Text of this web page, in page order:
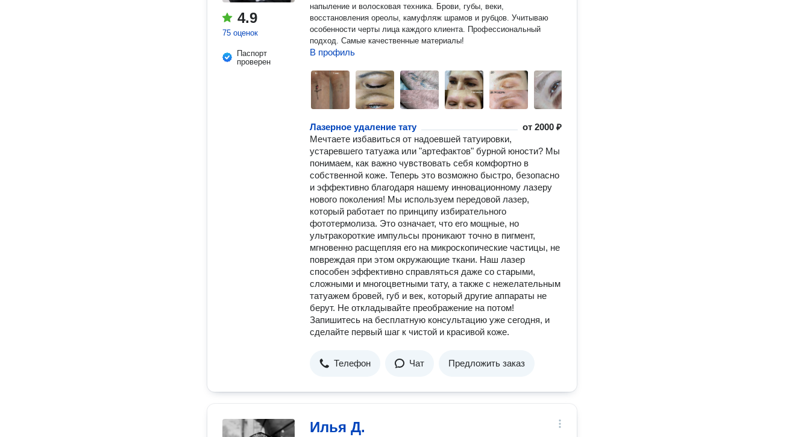
4.9
75 оценок
Паспорт
проверен
напыление и волосковая техника. Брови, губы, веки,
восстановления ореолы, камуфляж шрамов и рубцов. Учитываю
особенности черты лица каждого клиента. Профессиональный
подход. Самые качественные материалы!
В профиль
Лазерное удаление тату от2000 ₽
Мечтаете избавиться от надоевшей татуировки,
устаревшего татуажа или "артефактов" бурной юности? Мы
понимаем, как важно чувствовать себя комфортно в
собственной коже. Теперь это возможно быстро, безопасно
и эффективно благодаря нашему инновационному лазеру
нового поколения! Мы используем передовой лазер,
который работает по принципу избирательного
фототермолиза. Это означает, что его мощные, но
ультракороткие импульсы проникают точно в пигмент,
мгновенно расщепляя его на микроскопические частицы, не
повреждая при этом окружающие ткани. Наш лазер
способен эффективно справляться даже со старыми,
сложными и многоцветными тату, а также с нежелательным
татуажем бровей, губ и век, который другие аппараты не
берут. Не откладывайте преображение на потом!
Запишитесь на бесплатную консультацию уже сегодня, и
сделайте первый шаг к чистой и красивой коже.
Телефон Чат Предложить заказ
Илья Д.